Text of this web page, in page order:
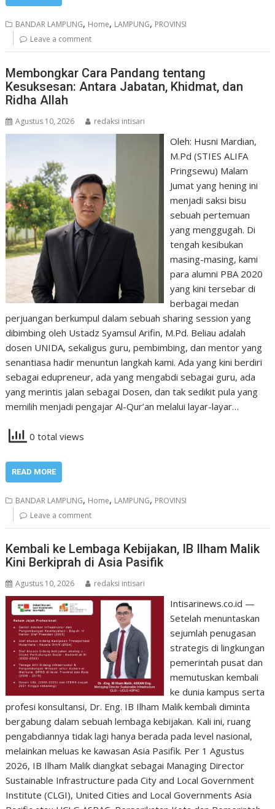
BANDAR LAMPUNG, Home, LAMPUNG, PROVINSI
Leave a comment
Membongkar Cara Pandang tentang
Kesuksesan: Antara Jabatan, Khidmat, dan
Ridha Allah
Agustus 10, 2026 redaksi intisari
Oleh: Husni Mardian,
M.Pd (STIES ALIFA
Pringsewu) Malam
Jumat yang hening ini
menjadi saksi bisu
sebuah pertemuan
yang menggugah. Di
tengah kesibukan
masing-masing, kami
para alumni PBA 2020
yang kini tersebar di
berbagai medan
perjuangan berkumpul dalam sebuah sharing session yang
dibimbing oleh Ustadz Syamsul Arifin, M.Pd. Beliau adalah
dosen UNIDA, sekaligus guru, pembimbing, dan mentor yang
senantiasa hadir menuntun langkah kami. Ada yang kini berdiri
sebagai edupreneur, ada yang mengabdi sebagai guru, ada
yang merintis jalan sebagai Dosen, dan tak sedikit pula yang
memilih menjadi pengajar Al-Qur’an melalui layar-layar…
0 total views
READ MORE
BANDAR LAMPUNG, Home, LAMPUNG, PROVINSI
Leave a comment
Kembali ke Lembaga Kebijakan, IB Ilham Malik
Kini Berkiprah di Asia Pasifik
Agustus 10, 2026 redaksi intisari
Intisarinews.co.id —
Setelah menuntaskan
sejumlah penugasan
strategis di lingkungan
pemerintah pusat dan
memutuskan kembali
ke dunia kampus serta
profesi konsultansi, Dr. Eng. IB Ilham Malik kembali diminta
bergabung dalam sebuah lembaga kebijakan. Kali ini, ruang
pengabdiannya tidak lagi hanya berada pada level nasional,
melainkan meluas ke kawasan Asia Pasifik. Per 1 Agustus
2026, IB Ilham Malik diangkat sebagai Managing Director
Sustainable Infrastructure pada City and Local Government
Institute (CLGI), United Cities and Local Governments Asia